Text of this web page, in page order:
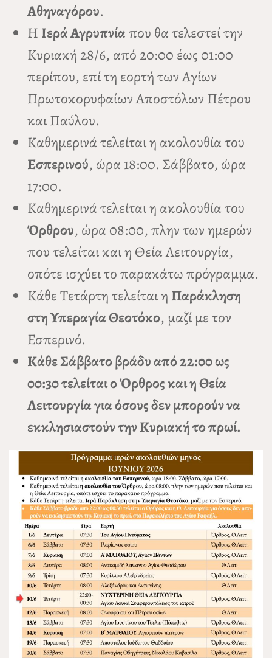
Αθηναγόρου.
Η Ιερά Αγρυπνίαπου θα τελεστεί την
Κυριακή 28/6, από 20:00 έως 01:00
περίπου, επί τη εορτή των Αγίων
Πρωτοκορυφαίων Αποστόλων Πέτρου
και Παύλου.
Καθημερινά τελείται η ακολουθία του
Εσπερινού, ώρα 18:00. Σάββατο, ώρα
17:00.
Καθημερινά τελείται η ακολουθία του
Όρθρου, ώρα 08:00, πλην των ημερών
που τελείται και η Θεία Λειτουργία,
οπότε ισχύει το παρακάτω πρόγραμμα.
Κάθε Τετάρτη τελείται η Παράκληση
στη Υπεραγία Θεοτόκο, μαζί με τον
Εσπερινό.
Κάθε Σάββατο βράδυ από 22:00 ως
00:30 τελείται ο Όρθρος και η Θεία
Λειτουργία για όσους δεν μπορούν να
εκκλησιαστούν την Κυριακή το πρωί.